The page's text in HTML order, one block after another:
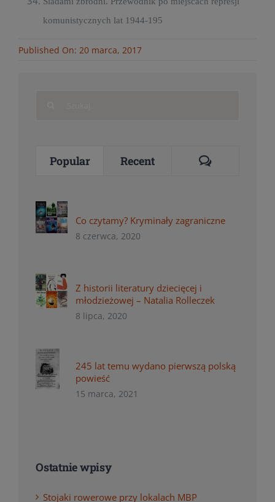
komunistycznych lat 1944-195
Published On: 20 marca, 2017
Popular Recent Comments
Co czytamy? Kryminały zagraniczne
8 czerwca, 2020
Z historii literatury dziecięcej i
młodzieżowej – Natalia Rolleczek
8 lipca, 2020
245 lat temu wydano pierwszą polską
powieść
15 marca, 2021
Ostatnie wpisy
Stojaki rowerowe przy lokalach MBP